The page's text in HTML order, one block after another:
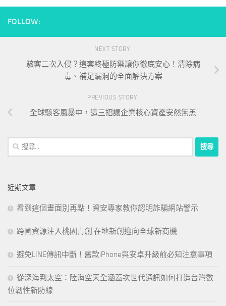
FOLLOW:
NEXT STORY
駭客二次入侵？這套終極防禦讓你徹底安心！清除病
毒、補足漏洞的全面解決方案
PREVIOUS STORY
全球駭客風暴中，這三招讓企業核心資產安然無恙
搜
尋
字:
近期文章
看到這個畫面別再點！資安專家教你認明詐騙網站警示
跨國資源注入桃園青創 在地新創迎向全球新商機
避免LINE傳訊中斷！舊款iPhone與安卓升級前必知注意事項
從深海到太空：陸海空天全涵蓋次世代通訊如何打造台灣數
位韌性新防線